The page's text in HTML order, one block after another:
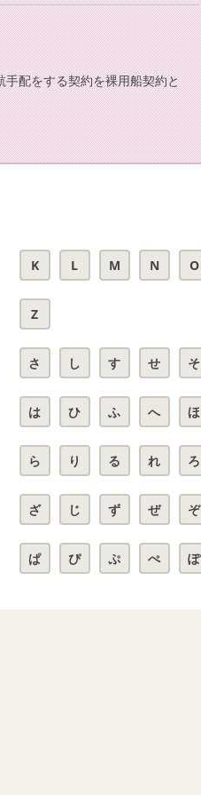
配をする契約を裸用船契約と
K L M N O
Z
さ し す せ そ
は ひ ふ へ ほ
ら り る れ ろ
ざ じ ず ぜ ぞ
ぱ ぴ ぷ ぺ ぽ